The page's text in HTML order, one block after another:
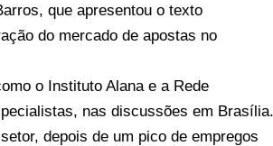
que apresentou o texto
do mercado de apostas no
o Instituto Alana e a Rede
nas discussões em
depois de um pico de empregos